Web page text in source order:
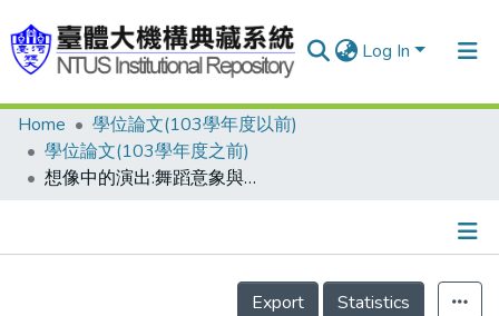
Log In
Communities & Collections
Research Outputs
People
Home
學位論文(103學年度以前)
學位論文(103學年度之前)
想像中的演出:舞蹈意象與焦慮關係研究
Details
Export
Statistics